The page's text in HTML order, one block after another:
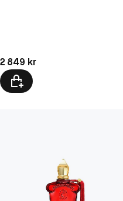
Pris: 2 849 kr
2 849 kr